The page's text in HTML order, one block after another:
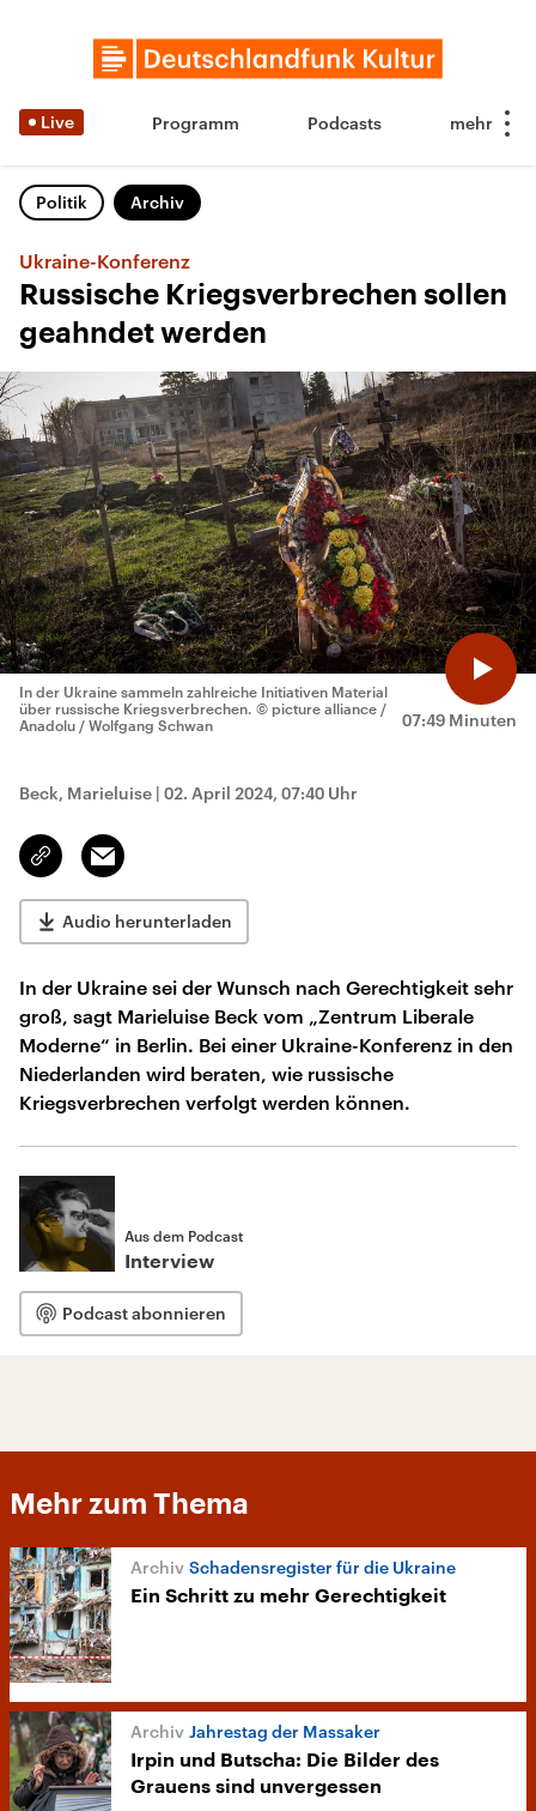
Live Programm Podcasts
Politik Archiv
Ukraine-Konferenz
Russische Kriegsverbrechen sollen
geahndet werden
07:49 Minuten
In der Ukraine sammeln zahlreiche Initiativen Material
über russische Kriegsverbrechen. © picture alliance /
Anadolu / Wolfgang Schwan
Beck, Marieluise | 02. April 2024, 07:40 Uhr
Link
kopieren/teilen
Email
Audio herunterladen
In der Ukraine sei der Wunsch nach Gerechtigkeit sehr
groß, sagt Marieluise Beck vom „Zentrum Liberale
Moderne“ in Berlin. Bei einer Ukraine-Konferenz in den
Niederlanden wird beraten, wie russische
Kriegsverbrechen verfolgt werden können.
Aus dem Podcast
Interview
Podcast abonnieren
Mehr zum Thema
Schadensregister für die Ukraine
Ein Schritt zu mehr Gerechtigkeit
Jahrestag der Massaker
Irpin und Butscha: Die Bilder des
Grauens sind unvergessen